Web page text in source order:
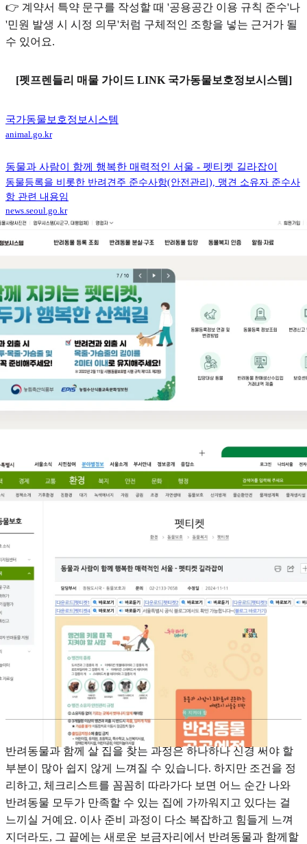
👉 계약서 특약 문구를 작성할 때 '공용공간 이용 규칙 준수'나
'민원 발생 시 시정 의무'처럼 구체적인 조항을 넣는 근거가 될
수 있어요.
[펫프렌들리 매물 가이드 LINK 국가동물보호정보시스템]
국가동물보호정보시스템
animal.go.kr
동물과 사람이 함께 행복한 매력적인 서울 - 펫티켓 길라잡이
동물등록을 비롯한 반려견주 준수사항(안전관리), 맹견 소유자 준수사
항 관련 내용임
news.seoul.go.kr
반려동물과 함께 살 집을 찾는 과정은 하나하나 신경 써야 할
부분이 많아 쉽지 않게 느껴질 수 있습니다. 하지만 조건을 정
리하고, 체크리스트를 꼼꼼히 따라가다 보면 어느 순간 나와
반려동물 모두가 만족할 수 있는 집에 가까워지고 있다는 걸
느끼실 거예요. 이사 준비 과정이 다소 복잡하고 힘들게 느껴
지더라도, 그 끝에는 새로운 보금자리에서 반려동물과 함께할